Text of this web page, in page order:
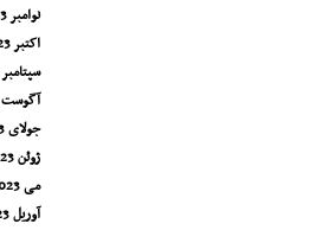
نوامبر 2023
اکتبر 2023
سپتامبر 2023
آگوست 2023
جولای 2023
ژوئن 2023
می 2023
آوریل 2023